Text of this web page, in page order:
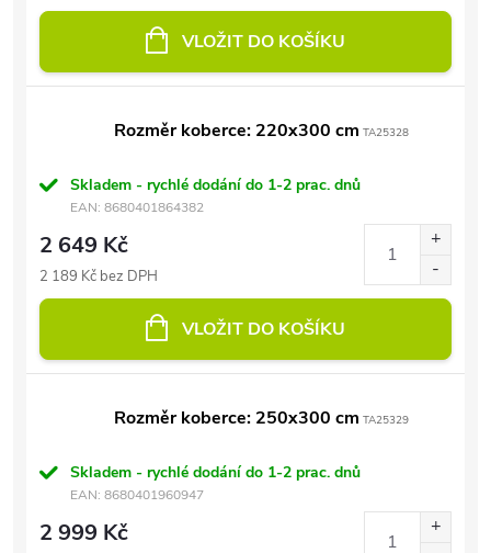
VLOŽIT DO KOŠÍKU
Rozměr koberce: 220x300 cm TA25328
Skladem - rychlé dodání do 1-2 prac. dnů
EAN: 8680401864382
2 649 Kč
2 189 Kč bez DPH
VLOŽIT DO KOŠÍKU
Rozměr koberce: 250x300 cm TA25329
Skladem - rychlé dodání do 1-2 prac. dnů
EAN: 8680401960947
2 999 Kč